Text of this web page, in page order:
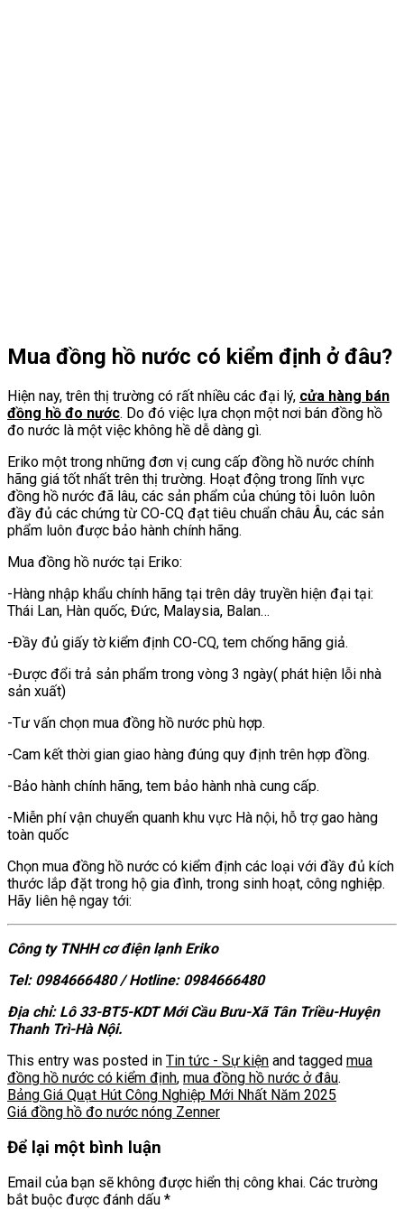
Mua đồng hồ nước có kiểm định ở đâu?
Hiện nay, trên thị trường có rất nhiều các đại lý, cửa hàng bán
đồng hồ đo nước. Do đó việc lựa chọn một nơi bán đồng hồ
đo nước là một việc không hề dễ dàng gì.
Eriko một trong những đơn vị cung cấp đồng hồ nước chính
hãng giá tốt nhất trên thị trường. Hoạt động trong lĩnh vực
đồng hồ nước đã lâu, các sản phẩm của chúng tôi luôn luôn
đầy đủ các chứng từ CO-CQ đạt tiêu chuẩn châu Âu, các sản
phẩm luôn được bảo hành chính hãng.
Mua đồng hồ nước tại Eriko:
-Hàng nhập khẩu chính hãng tại trên dây truyền hiện đại tại:
Thái Lan, Hàn quốc, Đức, Malaysia, Balan…
-Đầy đủ giấy tờ kiểm định CO-CQ, tem chống hãng giả.
-Được đổi trả sản phẩm trong vòng 3 ngày( phát hiện lỗi nhà
sản xuất)
-Tư vấn chọn mua đồng hồ nước phù hợp.
-Cam kết thời gian giao hàng đúng quy định trên hợp đồng.
-Bảo hành chính hãng, tem bảo hành nhà cung cấp.
-Miễn phí vận chuyển quanh khu vực Hà nội, hỗ trợ gao hàng
toàn quốc
Chọn mua đồng hồ nước có kiểm định các loại với đầy đủ kích
thước lắp đặt trong hộ gia đình, trong sinh hoạt, công nghiệp.
Hãy liên hệ ngay tới:
Công ty TNHH cơ điện lạnh Eriko
Tel: 0984666480 / Hotline: 0984666480
Địa chỉ: Lô 33-BT5-KDT Mới Cầu Bưu-Xã Tân Triều-Huyện
Thanh Trì-Hà Nội.
This entry was posted in Tin tức - Sự kiện and tagged mua
đồng hồ nước có kiểm định, mua đồng hồ nước ở đâu.
Bảng Giá Quạt Hút Công Nghiệp Mới Nhất Năm 2025
Giá đồng hồ đo nước nóng Zenner
Để lại một bình luận
Email của bạn sẽ không được hiển thị công khai. Các trường
bắt buộc được đánh dấu *